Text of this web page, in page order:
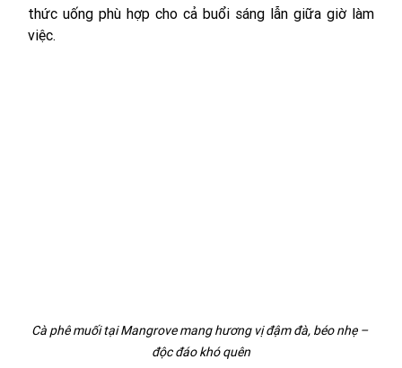
thức uống phù hợp cho cả buổi sáng lẫn giữa giờ làm
việc.
Cà phê muối tại Mangrove mang hương vị đậm đà, béo nhẹ –
độc đáo khó quên